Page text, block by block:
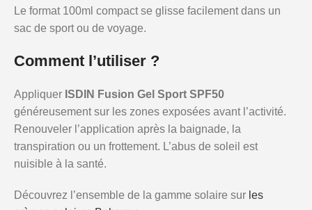
Le format 100ml compact se glisse facilement dans un
sac de sport ou de voyage.
Comment l’utiliser ?
Appliquer ISDIN Fusion Gel Sport SPF50
généreusement sur les zones exposées avant l’activité.
Renouveler l’application après la baignade, la
transpiration ou un frottement. L’abus de soleil est
nuisible à la santé.
Découvrez l’ensemble de la gamme solaire sur les